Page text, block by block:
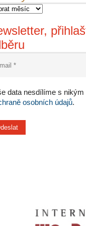
data nesdílíme s
osobních údajů.